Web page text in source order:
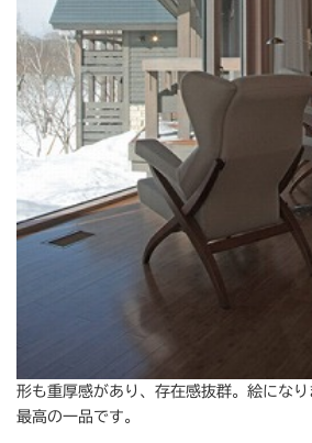
形も重厚感があり、存在感抜群。絵にな
最高の一品です。